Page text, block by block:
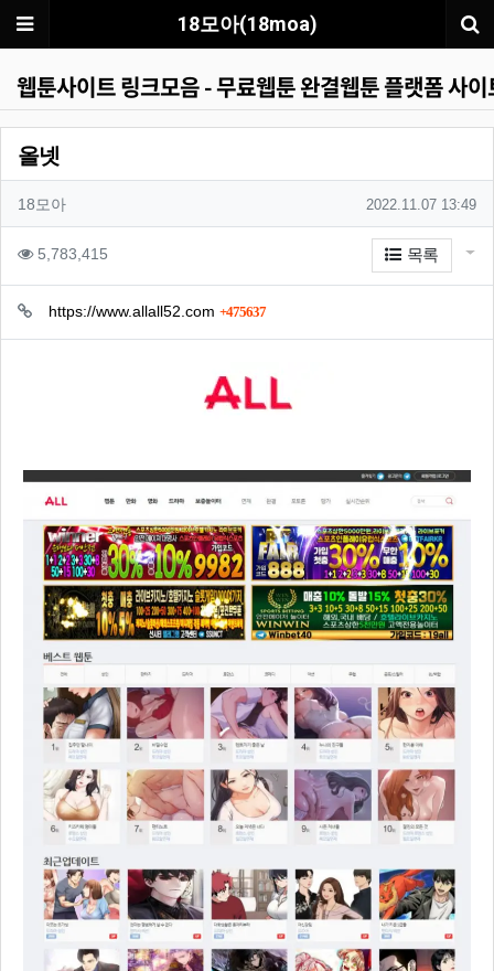
메뉴 18모아(18moa)
웹툰사이트 링크모음 - 무료웹툰 완결웹툰 플랫폼 사
올넷
작성자 정보
작성자
18모아 작성일
2022.11.07 13:49
컨텐츠 정보
조회5,783,415 목록 게
관련자료
https://www.allall52.com 475637회 연결